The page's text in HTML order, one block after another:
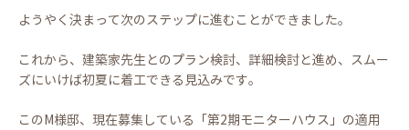
ようやく決まって次のステップに進むことができました。
これから、建築家先生とのプラン検討、詳細検討と進め、スムー
ズにいけば初夏に着工できる見込みです。
このM様邸、現在募集している「第2期モニターハウス」の適用